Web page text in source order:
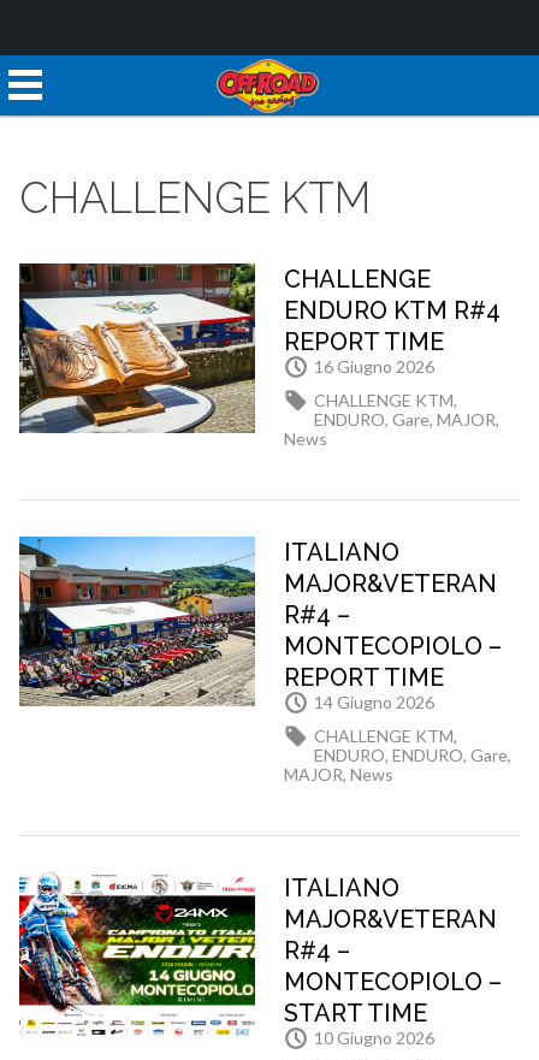
CHALLENGE KTM
CHALLENGE
ENDURO KTM R#4
REPORT TIME
16 Giugno 2026
CHALLENGE KTM,
ENDURO, Gare,MAJOR,
News
ITALIANO
MAJOR&VETERAN
R#4 –
MONTECOPIOLO –
REPORT TIME
14 Giugno 2026
CHALLENGE KTM,
ENDURO,ENDURO, Gare,
MAJOR,News
ITALIANO
MAJOR&VETERAN
R#4 –
MONTECOPIOLO –
START TIME
10 Giugno 2026